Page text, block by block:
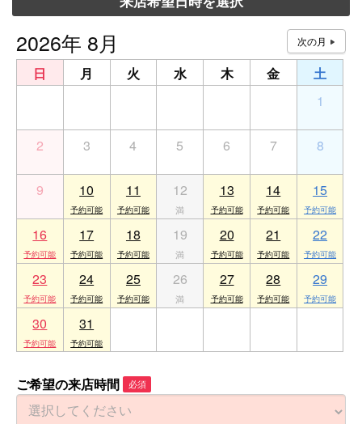
2026年 8月
日 月 火 水 木 金
土
1
2 3 4 5 6 7 8
9 10 11 12 13 14 15
16 17 18 19 20 21 22
23 24 25 26 27 28 29
30 31
ご希望の来店時間 必須